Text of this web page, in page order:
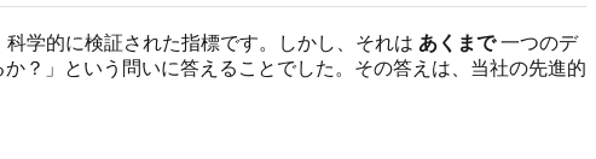
学的に検証された指標です。しかし、それは あくまで一つのデ
？」という問いに答えることでした。その答えは、当社の先進的